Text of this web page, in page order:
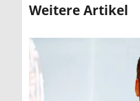
Weitere Artikel